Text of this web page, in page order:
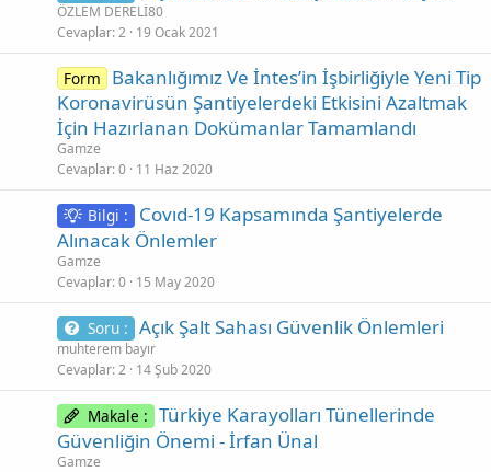
ÖZLEM DERELİ80
Cevaplar 2 19 Ocak 2021
Form
Bakanlığımız Ve İntes’in İşbirliğiyle Yeni Tip
Koronavirüsün Şantiyelerdeki Etkisini Azaltmak
İçin Hazırlanan Dokümanlar Tamamlandı
Gamze
Cevaplar 0 11 Haz 2020
Bilgi :
Covıd-19 Kapsamında Şantiyelerde
Alınacak Önlemler
Gamze
Cevaplar 0 15 May 2020
Soru : Açık Şalt Sahası Güvenlik Önlemleri
muhterem bayır
Cevaplar 2 14 Şub 2020
Makale : Türkiye Karayolları Tünellerinde
Güvenliğin Önemi - İrfan Ünal
Gamze